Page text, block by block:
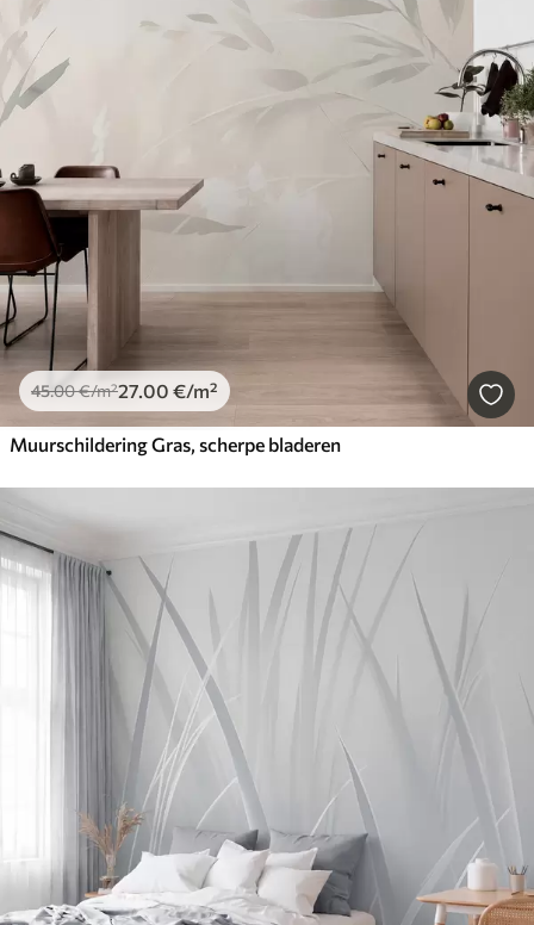
45.00€/m²27.00 €/m²
Muurschildering Gras, scherpe bladeren